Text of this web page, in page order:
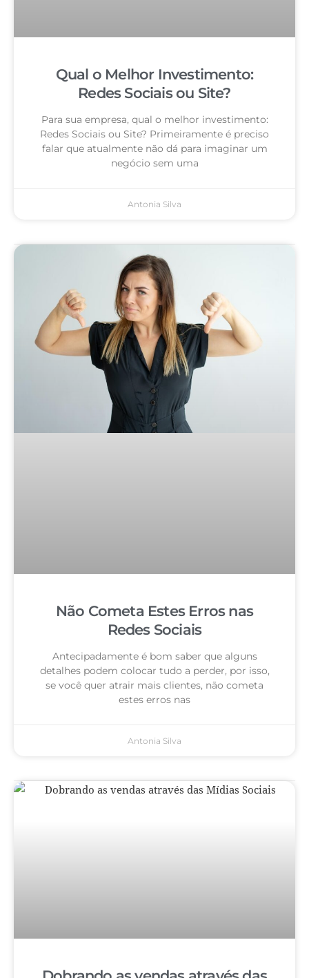
Qual o Melhor Investimento:
Redes Sociais ou Site?
Para sua empresa, qual o melhor investimento:
Redes Sociais ou Site? Primeiramente é preciso
falar que atualmente não dá para imaginar um
negócio sem uma
Antonia Silva
Não Cometa Estes Erros nas
Redes Sociais
Antecipadamente é bom saber que alguns
detalhes podem colocar tudo a perder, por isso,
se você quer atrair mais clientes, não cometa
estes erros nas
Antonia Silva